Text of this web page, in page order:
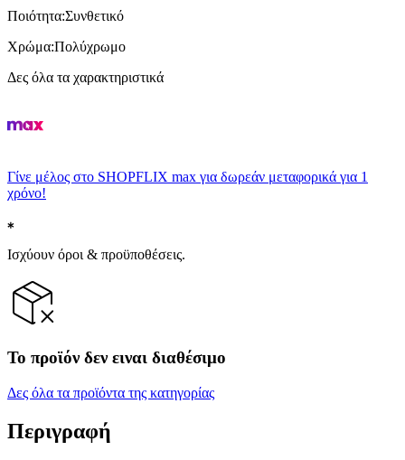
Ποιότητα:Συνθετικό
Χρώμα:Πολύχρωμο
Δες όλα τα χαρακτηριστικά
Γίνε μέλος στο SHOPFLIX max για δωρεάν μεταφορικά για 1
χρόνο!
Ισχύουν όροι & προϋποθέσεις.
Το προϊόν δεν ειναι διαθέσιμο
Δες όλα τα προϊόντα της κατηγορίας
Περιγραφή